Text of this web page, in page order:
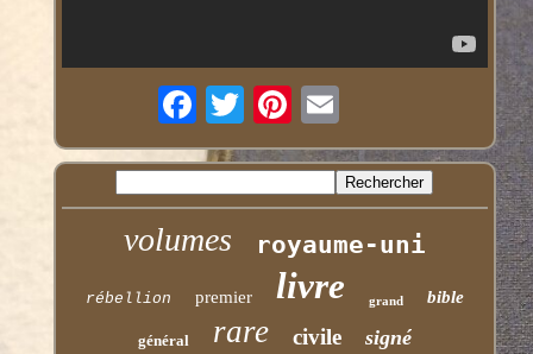
volumes royaume-uni
rébellion premier livre grand bible
général rare civile signé